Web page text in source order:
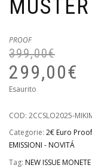
PROOF
399,00€
299,00€
Esaurito
COD: 2CCSLO2025-
Categorie: 2€ Euro Proof
EMISSIONI - NOVITÁ
Tag: NEW ISSUE MONETE